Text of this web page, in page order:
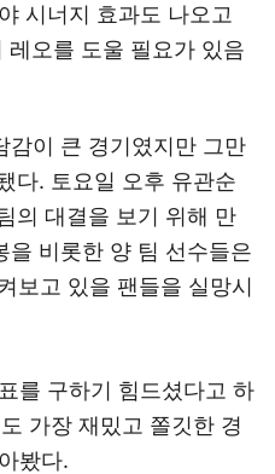
시너지 효과도 나오고
레오를 도울 필요가 있음
감이 큰 경기였지만 그만
다. 토요일 오후 유관순
의 대결을 보기 위해 만
을 비롯한 양 팀 선수들은
보고 있을 팬들을 실망시
를 구하기 힘드셨다고 하
가장 재밌고 쫄깃한 경
봤다.